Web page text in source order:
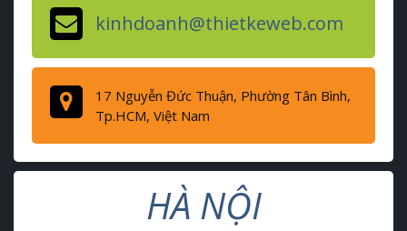
kinhdoanh@thietkeweb.com
17 Nguyễn Đức Thuận, Phường Tân Bình,
Tp.HCM, Việt Nam
HÀ NỘI